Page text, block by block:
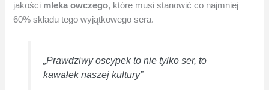
jakości mleka owczego, które musi stanowić co najmniej
60% składu tego wyjątkowego sera.
„Prawdziwy oscypek to nie tylko ser, to
kawałek naszej kultury”